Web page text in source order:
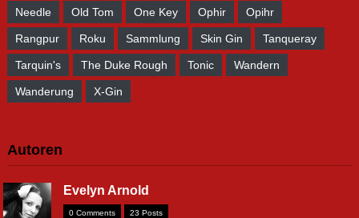
Needle Old Tom One Key Ophir Opihr
Rangpur Roku Sammlung Skin Gin Tanqueray
Tarquin's The Duke Rough Tonic Wandern
Wanderung X-Gin
Autoren
Evelyn Arnold
0 Comments 23 Posts